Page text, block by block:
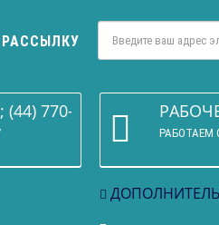
(44) 770-86-68
РАБОТАЕМ